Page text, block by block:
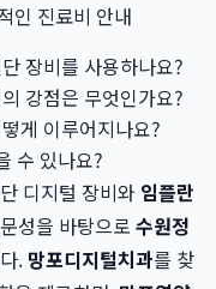
인 진료비 안내
장비를 사용하나요?
강점은 무엇인가요?
게 이루어지나요?
수 있나요?
디지털 장비와 임플란
성을 바탕으로 수원정
. 망포디지털치과를 찾